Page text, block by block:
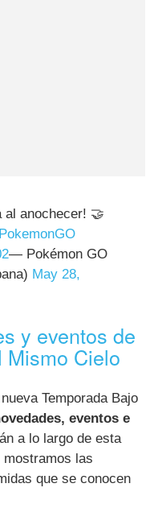
al anochecer! 🤝
— Pokémon GO
May 28,
y eventos de
Mismo Cielo
Temporada Bajo
eventos e
a lo largo de esta
mostramos las
que se conocen